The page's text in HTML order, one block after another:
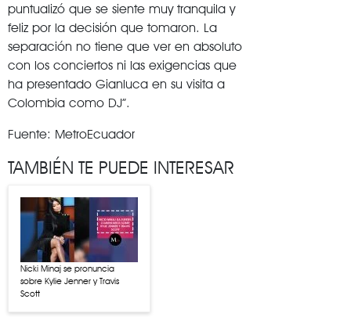
puntualizó que se siente muy tranquila y
feliz por la decisión que tomaron. La
separación no tiene que ver en absoluto
con los conciertos ni las exigencias que
ha presentado Gianluca en su visita a
Colombia como DJ”.
Fuente: MetroEcuador
TAMBIÉN TE PUEDE INTERESAR
Nicki Minaj se pronuncia
sobre Kylie Jenner y Travis
Scott